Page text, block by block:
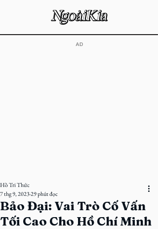
​AD
Bảo Đại: Vai Trò Cố Vấn
Tối Cao Cho Hồ Chí Minh
Hồ Tri Thức
7 thg 9, 202329 phút đọc